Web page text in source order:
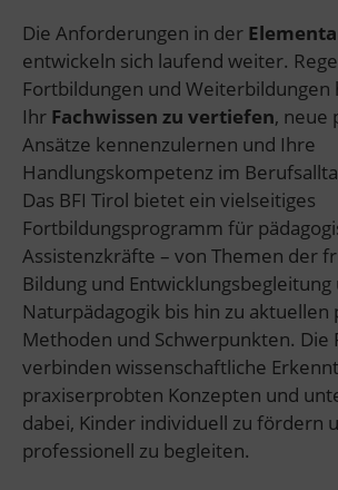
Die Anforderungen in der
entwickeln sich laufend weiter.
Fortbildungen und Weiterbildungen
Ihr Fachwissen zu vertiefen, neue
Ansätze kennenzulernen und Ihre
Handlungskompetenz im
Das BFI Tirol bietet ein vielseitiges
Fortbildungsprogramm für
Assistenzkräfte – von Themen der
Bildung und
Naturpädagogik bis hin zu aktuellen
Methoden und Schwerpunkten. Die
verbinden wissenschaftliche
praxiserprobten Konzepten und
dabei, Kinder individuell zu fördern
professionell zu begleiten.